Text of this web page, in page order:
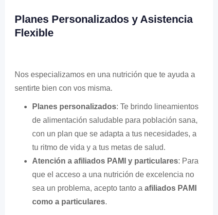
Planes Personalizados y Asistencia
Flexible
Nos especializamos en una nutrición que te ayuda a
sentirte bien con vos misma.
Planes personalizados: Te brindo lineamientos
de alimentación saludable para población sana,
con un plan que se adapta a tus necesidades, a
tu ritmo de vida y a tus metas de salud.
Atención a afiliados PAMI y particulares: Para
que el acceso a una nutrición de excelencia no
sea un problema, acepto tanto a afiliados PAMI
como a particulares.